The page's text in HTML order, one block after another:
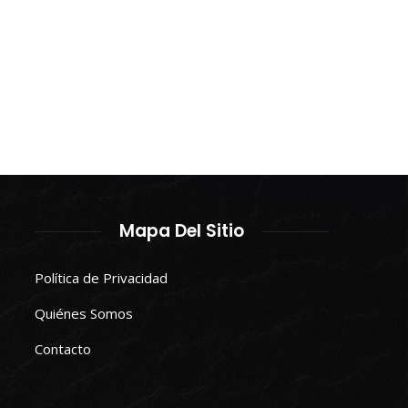
Mapa Del Sitio
Política de Privacidad
Quiénes Somos
Contacto